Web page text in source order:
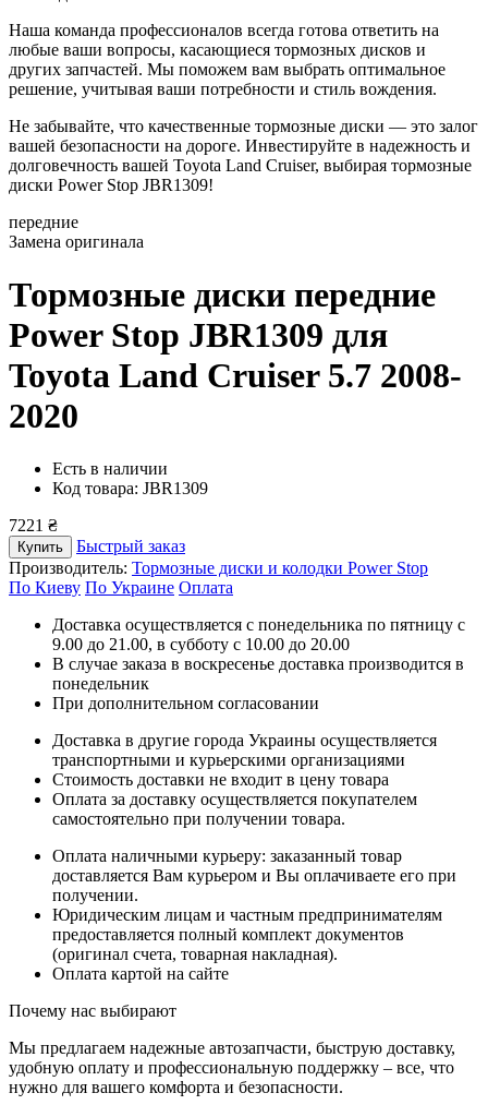
Наша команда профессионалов всегда готова ответить на
любые ваши вопросы, касающиеся тормозных дисков и
других запчастей. Мы поможем вам выбрать оптимальное
решение, учитывая ваши потребности и стиль вождения.
Не забывайте, что качественные тормозные диски — это залог
вашей безопасности на дороге. Инвестируйте в надежность и
долговечность вашей Toyota Land Cruiser, выбирая тормозные
диски Power Stop JBR1309!
передние
Замена оригинала
Тормозные диски передние
Power Stop JBR1309 для
Toyota Land Cruiser 5.7 2008-
2020
Есть в наличии
Код товара: JBR1309
7221 ₴
Купить
Быстрый заказ
Производитель: Тормозные диски и колодки Power Stop
По Киеву По Украине Оплата
Доставка осуществляется с понедельника по пятницу с
9.00 до 21.00, в субботу с 10.00 до 20.00
В случае заказа в воскресенье доставка производится в
понедельник
При дополнительном согласовании
Доставка в другие города Украины осуществляется
транспортными и курьерскими организациями
Стоимость доставки не входит в цену товара
Оплата за доставку осуществляется покупателем
самостоятельно при получении товара.
Оплата наличными курьеру: заказанный товар
доставляется Вам курьером и Вы оплачиваете его при
получении.
Юридическим лицам и частным предпринимателям
предоставляется полный комплект документов
(оригинал счета, товарная накладная).
Оплата картой на сайте
Почему нас выбирают
Мы предлагаем надежные автозапчасти, быструю доставку,
удобную оплату и профессиональную поддержку – все, что
нужно для вашего комфорта и безопасности.